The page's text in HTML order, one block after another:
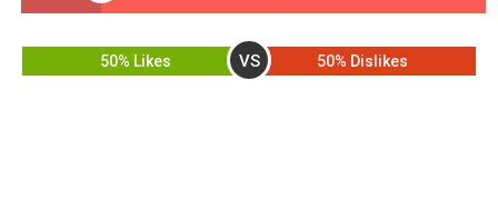
50% Likes VS 50% Dislikes